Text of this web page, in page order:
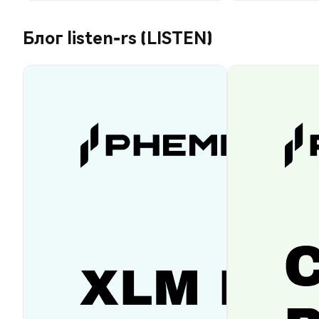
Блог listen-rs (LISTEN)